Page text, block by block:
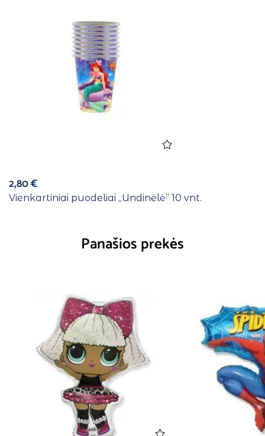
2,80€
Vienkartiniai puodeliai ,,Undinėlė” 10 vnt.
Panašios prekės